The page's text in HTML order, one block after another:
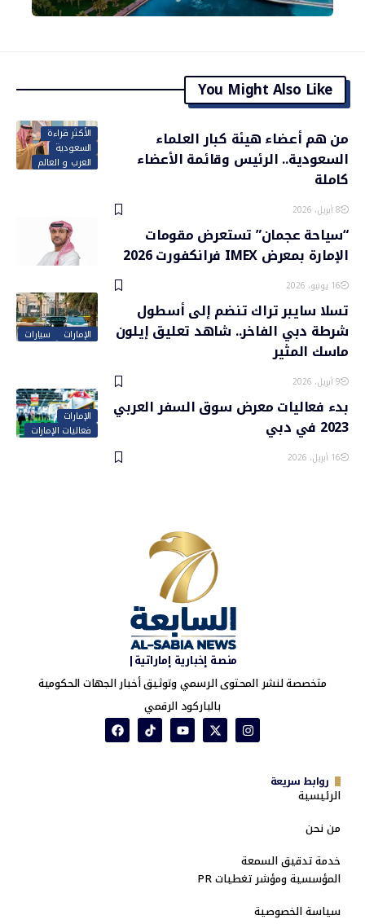
You Might Also Like
الأكثر قراءة
السعودية
العرب و العالم
من هم أعضاء هيئة كبار العلماء
السعودية.. الرئيس وقائمة الأعضاء
كاملة
8 أبريل، 2026
“سياحة عجمان” تستعرض مقومات
الإمارة بمعرض IMEX فرانكفورت 2026
16 يونيو، 2026
الإمارات سيارات
تسلا سايبر تراك تنضم إلى أسطول
شرطة دبي الفاخر.. شاهد تعليق إيلون
ماسك المثير
9 أبريل، 2026
الإمارات
فعاليات الإمارات
بدء فعاليات معرض سوق السفر العربي
2023 في دبي
16 أبريل، 2026
منصة إخبارية إماراتية|
متخصصة لنشر المحتوى الرسمي وتوثيق أخبار الجهات الحكومية
بالباركود الرقمي
روابط سريعة
الرئيسية
من نحن
خدمة تدقيق السمعة
المؤسسية ومؤشر تغطيات PR
سياسة الخصوصية